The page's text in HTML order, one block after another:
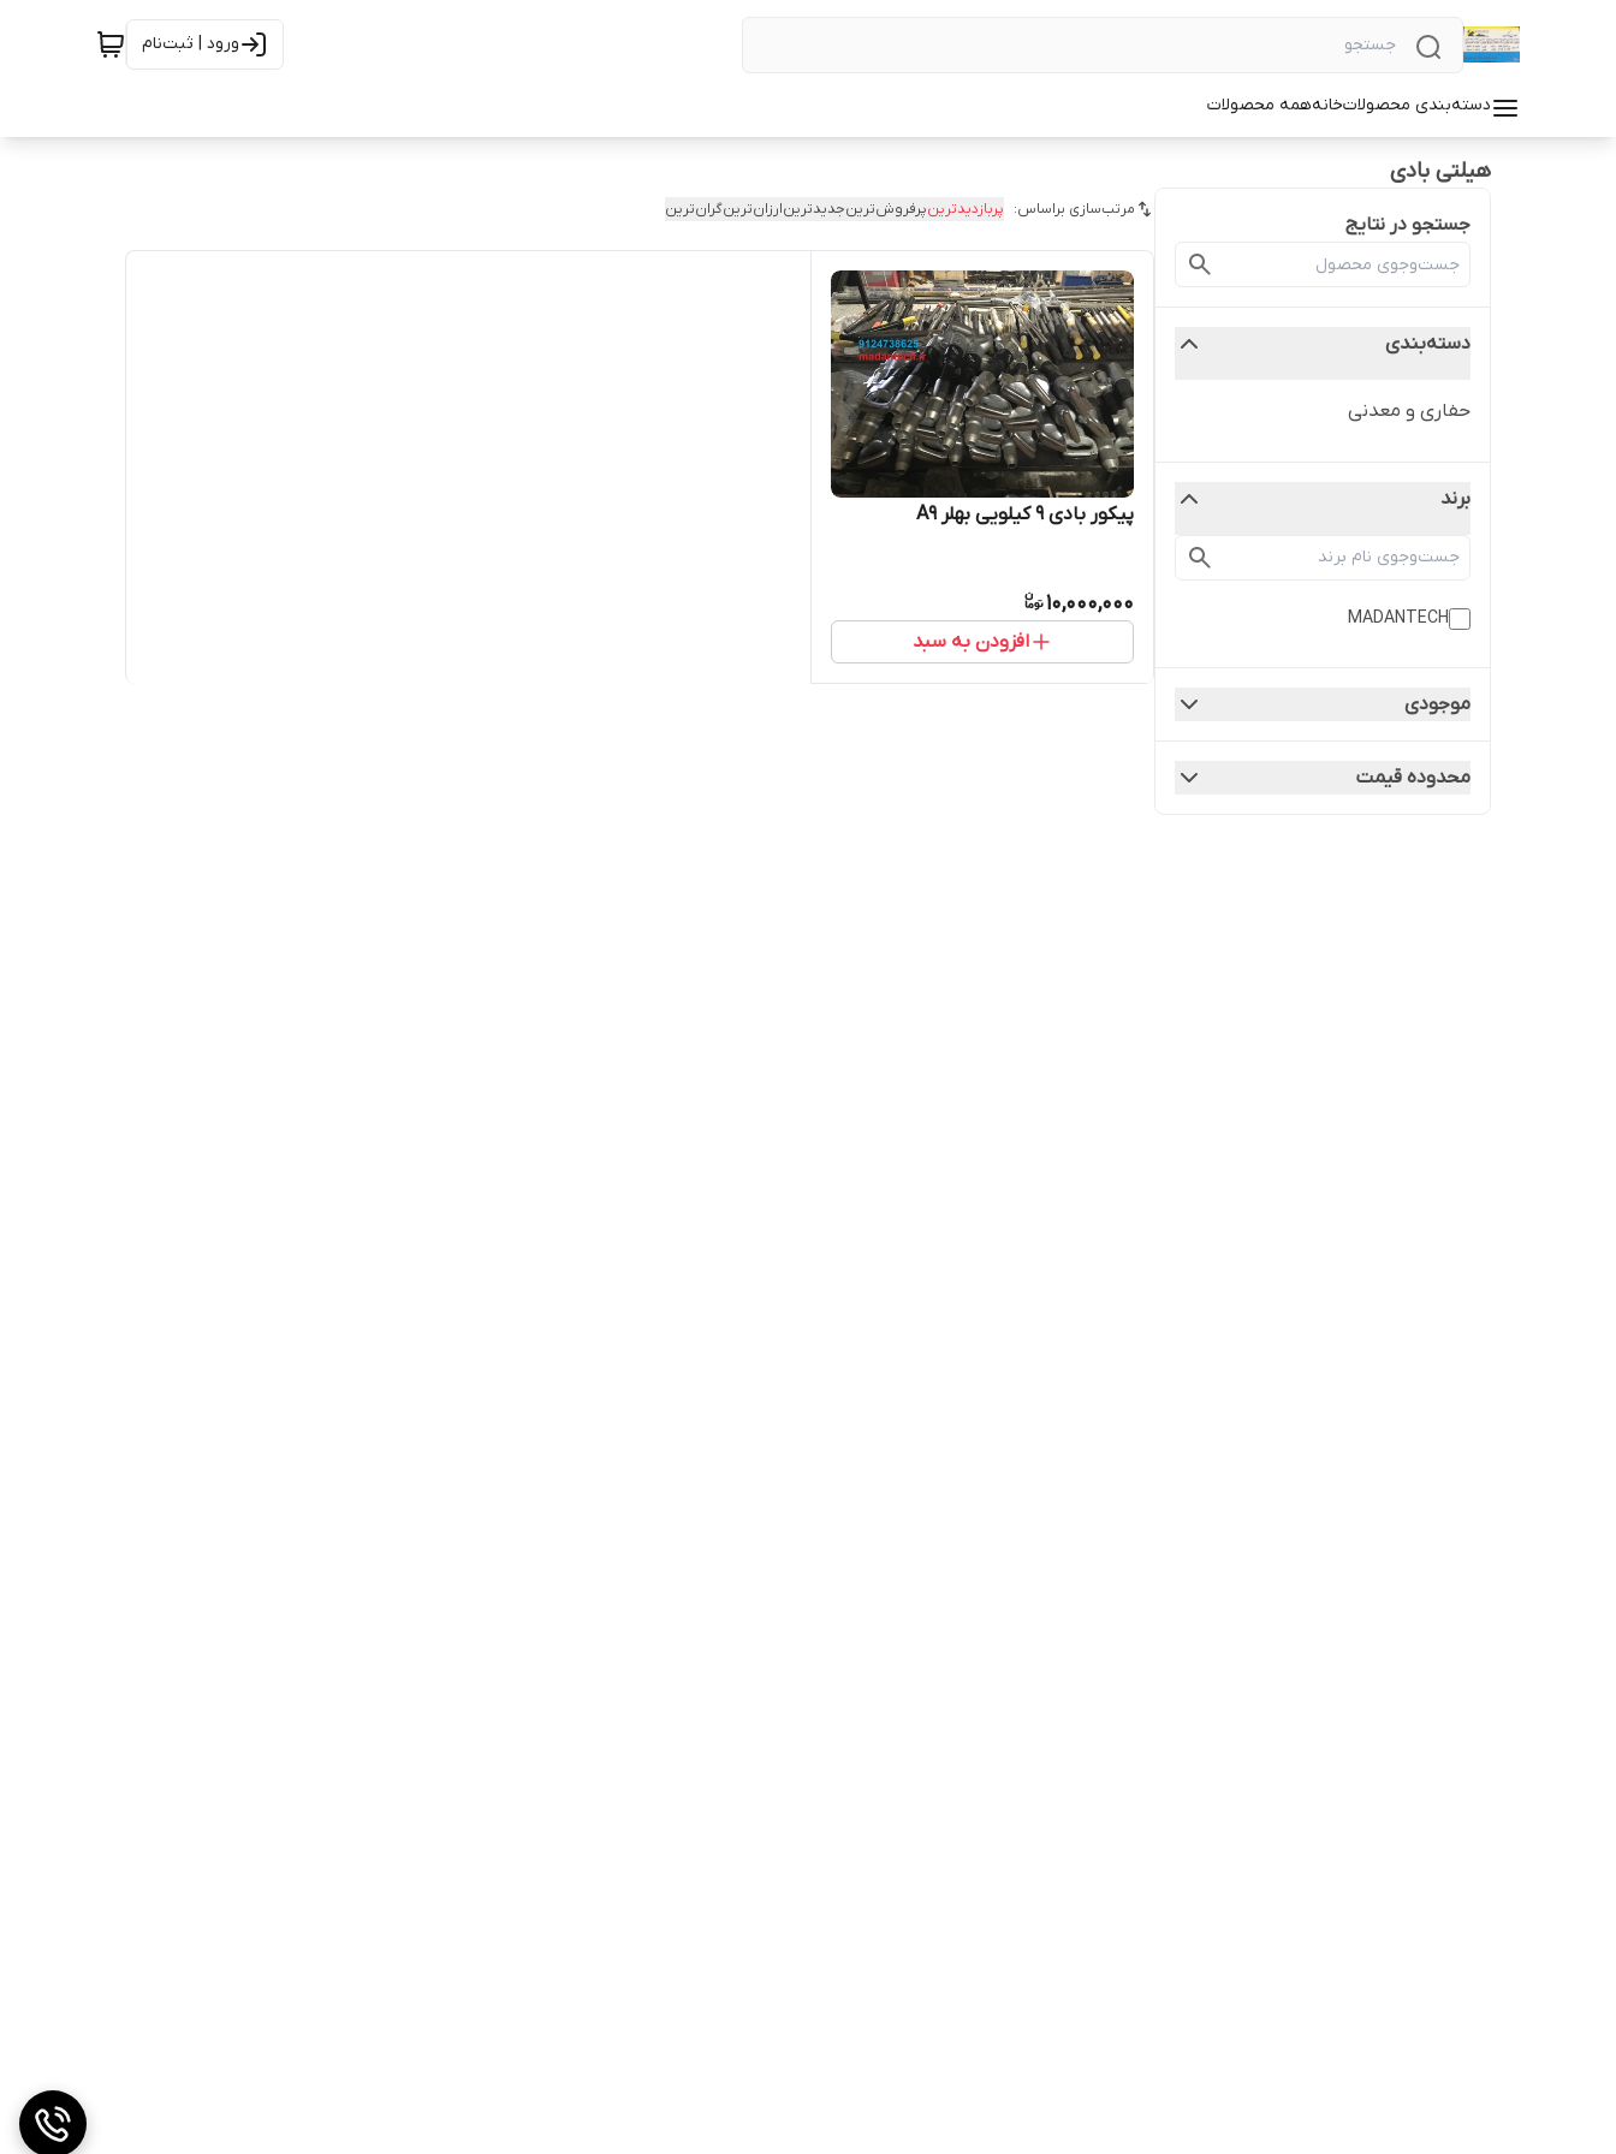
ورود | ثبت‌نام
دسته‌بندی محصولاتخانههمه محصولات
هیلتی بادی
جستجو در نتایج
دسته‌بندی
حفاری و معدنی
برند
MADANTECH
موجودی
محدوده قیمت
مرتب‌سازی براساس: پربازدیدترینپرفروش‌ترینجدیدترینارزان‌ترینگران‌ترین
پیکور بادی ۹ کیلویی بهلر A9
10,000,000
افزودن به سبد